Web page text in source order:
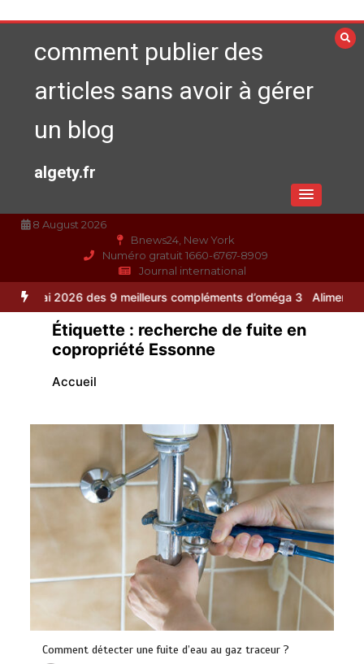
au
contenucomment publier des
articles sans avoir à gérer
un blog
algety.fr
8 August 2026
Bnews24, New York
Numéro gratuit 1660-6767-8909
Journal international
9 meilleurs compléments d’oméga 3 Alimentation équilibrée :
Étiquette : recherche de fuite en
copropriété Essonne
Accueil
Comment détecter une fuite d’eau au gaz traceur ?
Vitalité au quotidien : découvrez notre
banc d’essai 2026 des 9 meilleurs
compléments d’oméga 3
24 minutes
Paysagiste à Sainte-Eulalie : ce qui